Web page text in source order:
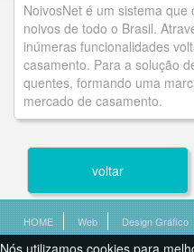
NoivosNet é um sistema
noivos de todo o Brasil.
inúmeras funcionalidades
casamento. Para a solução
quentes, formando uma
mercado de casamento.
voltar
HOME Web Design Gráfico
Nós utilizamos cookies para